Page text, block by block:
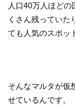
人口40万人ほど
くさん残っていた
ても人気のスポッ
そんなマルタが仮
せているんです。